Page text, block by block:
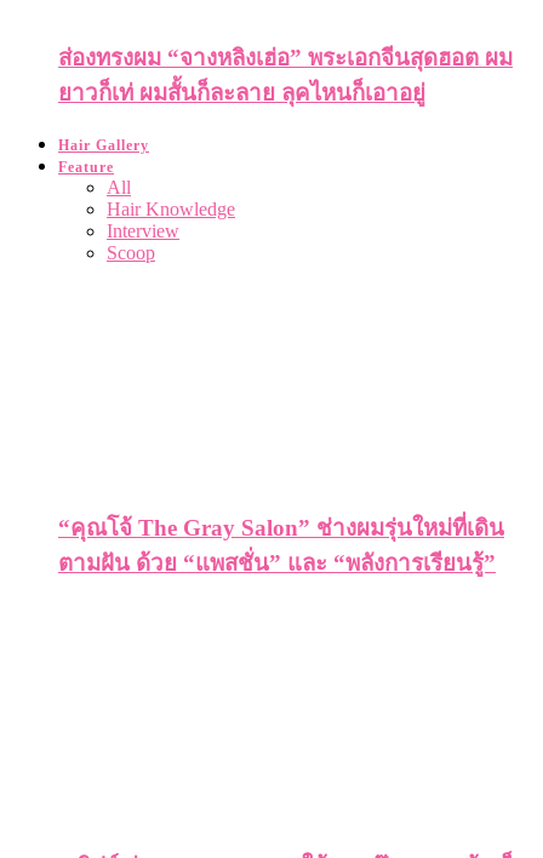
ส่องทรงผม “จางหลิงเฮ่อ” พระเอกจีนสุดฮอต ผม
ยาวก็เท่ ผมสั้นก็ละลาย ลุคไหนก็เอาอยู่
Hair Gallery
Feature
All
Hair Knowledge
Interview
Scoop
“คุณโจ้ The Gray Salon” ช่างผมรุ่นใหม่ที่เดิน
ตามฝัน ด้วย “แพสชั่น” และ “พลังการเรียนรู้”